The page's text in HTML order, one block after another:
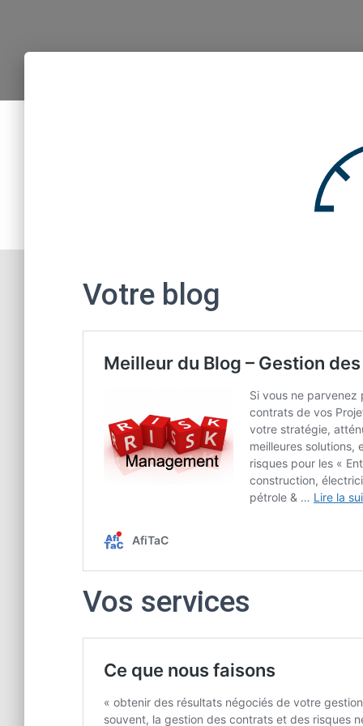
Votre blog
Vos services